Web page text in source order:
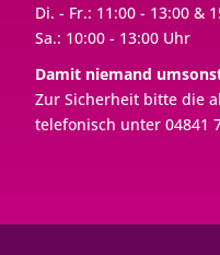
Di. - Fr.: 11:00 - 13:00 &
Sa.: 10:00 - 13:00 Uhr
Damit niemand
Zur Sicherheit bitte die
telefonisch unter 04841